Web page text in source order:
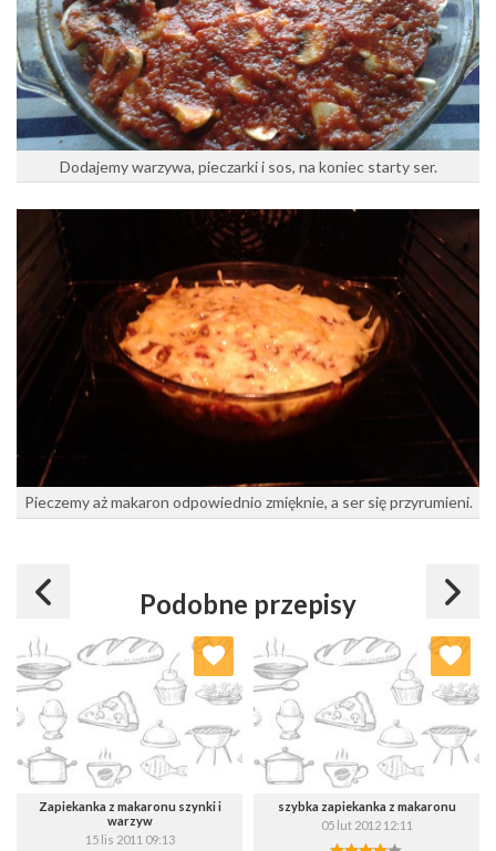
Dodajemy warzywa, pieczarki i sos, na koniec starty ser.
Pieczemy aż makaron odpowiednio zmięknie, a ser się przyrumieni.
Podobne przepisy
Zapiekanka z makaronu szynki i
warzyw
15 lis 2011 09:13
Dodaj do ulubionych
Wybierz listę:
szybka zapiekanka z makaronu
05 lut 2012 12:11
Dodaj do ulubionych
Wybierz listę: